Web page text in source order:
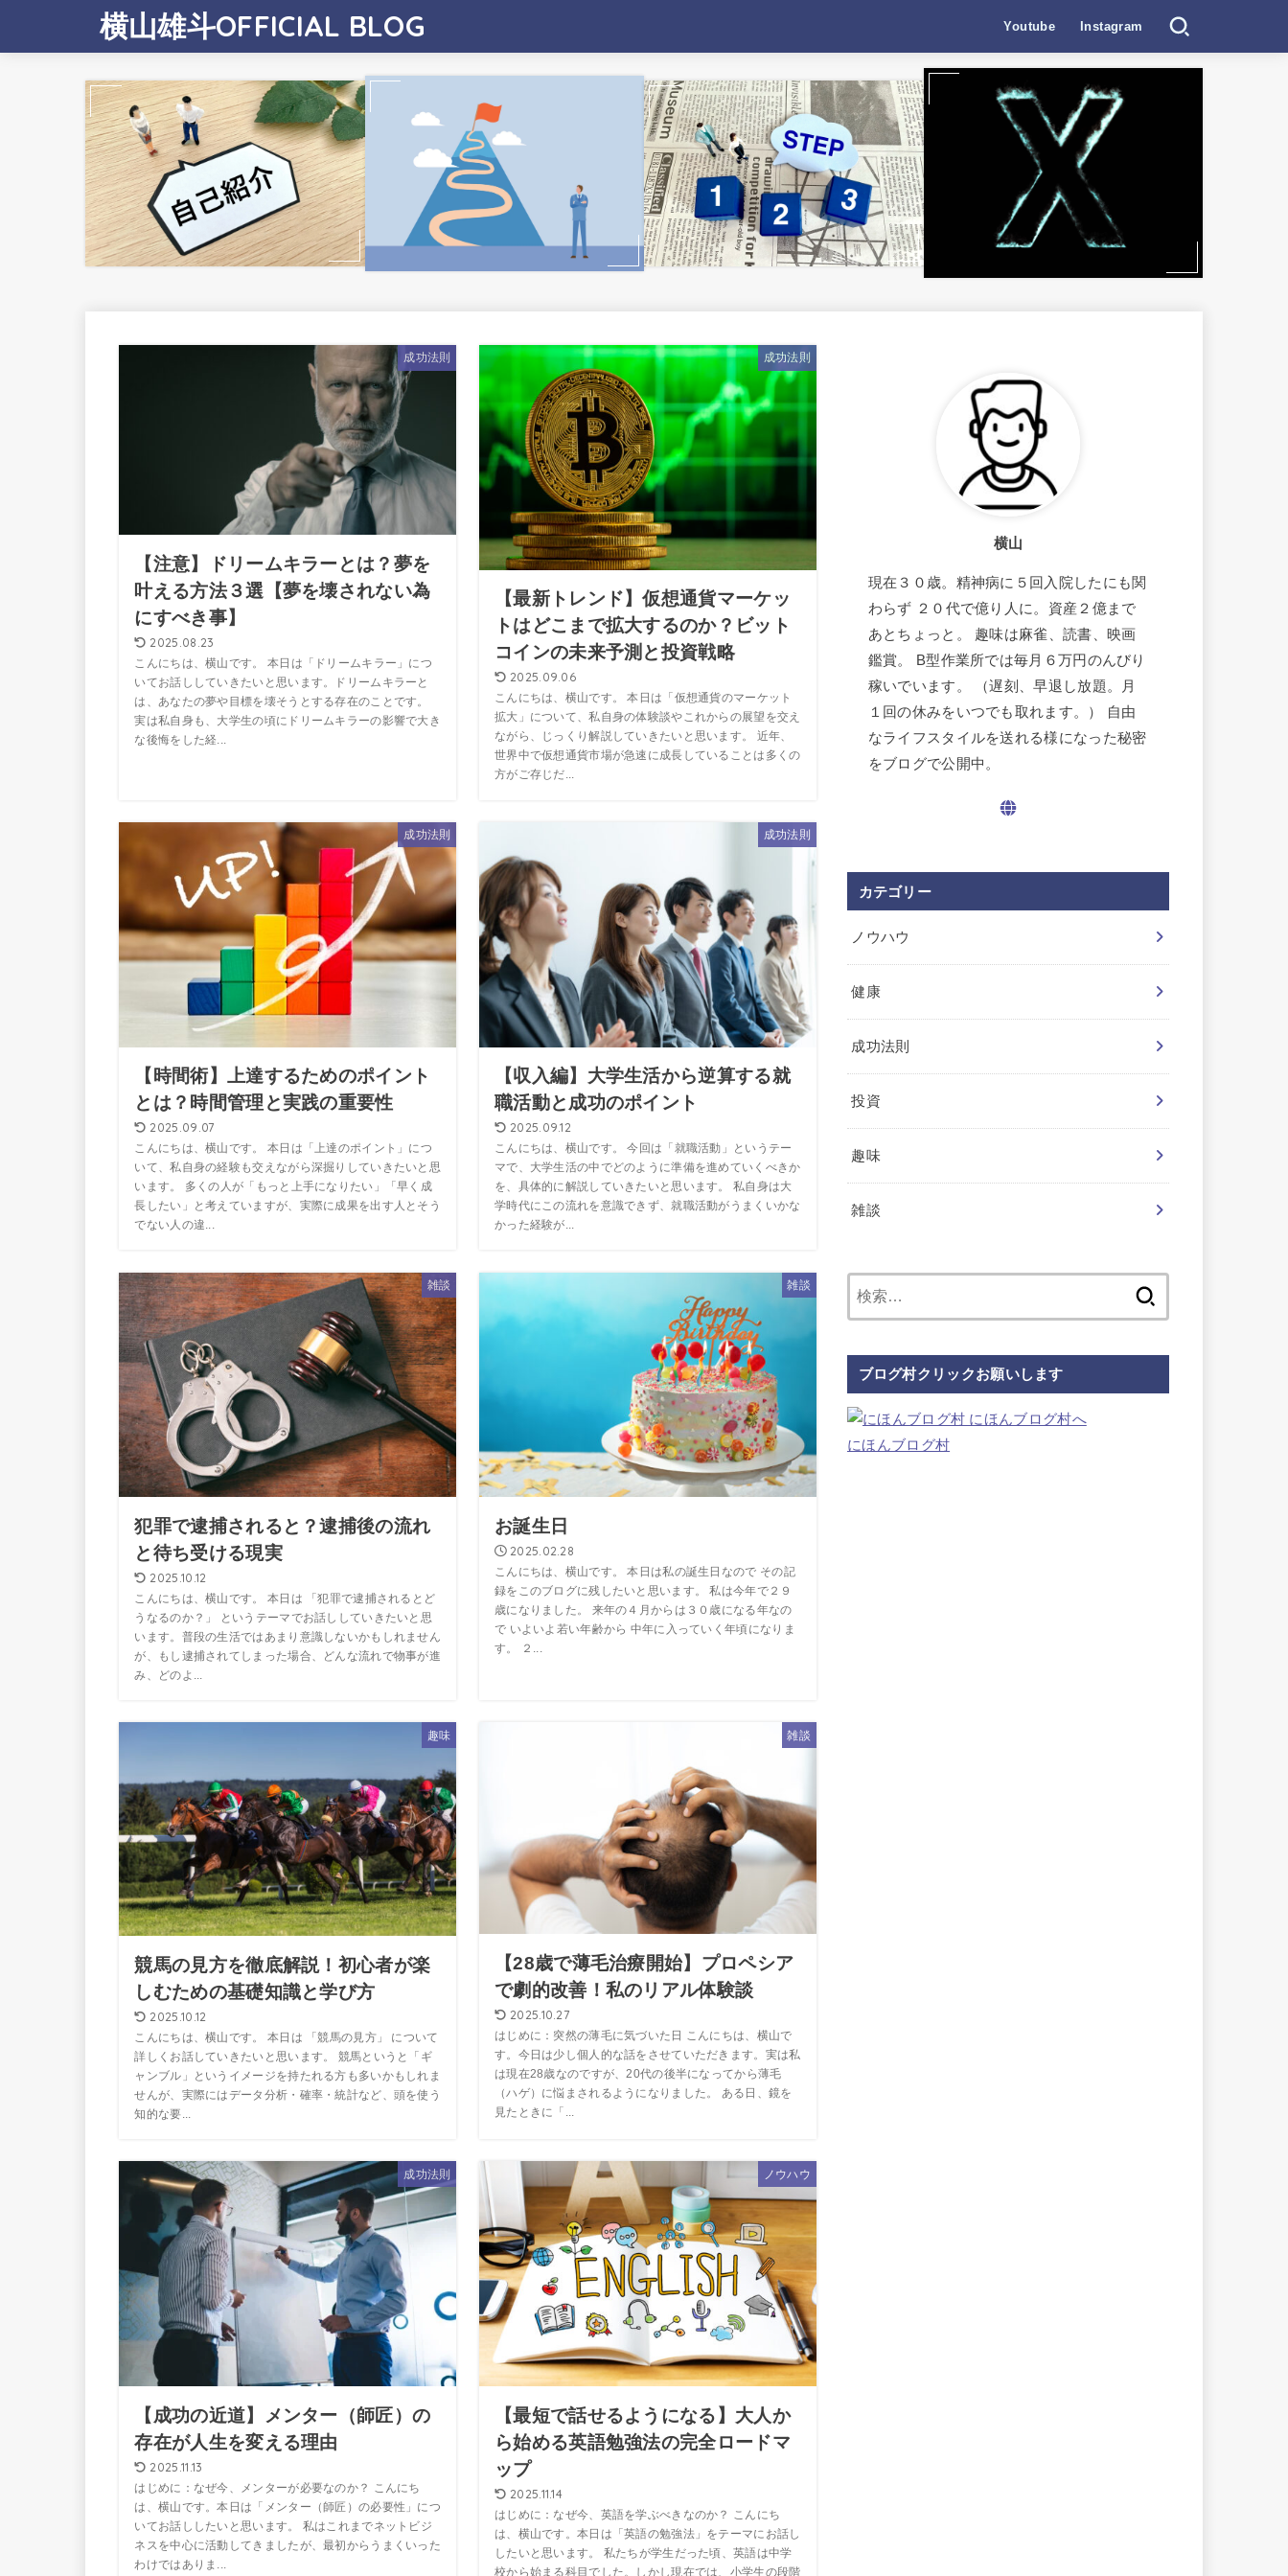
横山雄斗OFFICIAL BLOG Youtube Instagram
成功法則
【注意】ドリームキラーとは？夢を
叶える方法３選【夢を壊されない為
にすべき事】
2025.08.23
こんにちは、横山です。 本日は「ドリームキラー」につ
いてお話ししていきたいと思います。ドリームキラーと
は、あなたの夢や目標を壊そうとする存在のことです。
実は私自身も、大学生の頃にドリームキラーの影響で大き
な後悔をした経...
成功法則
【最新トレンド】仮想通貨マーケッ
トはどこまで拡大するのか？ビット
コインの未来予測と投資戦略
2025.09.06
こんにちは、横山です。 本日は「仮想通貨のマーケット
拡大」について、私自身の体験談やこれからの展望を交え
ながら、じっくり解説していきたいと思います。 近年、
世界中で仮想通貨市場が急速に成長していることは多くの
方がご存じだ...
成功法則
【時間術】上達するためのポイント
とは？時間管理と実践の重要性
2025.09.07
こんにちは、横山です。 本日は「上達のポイント」につ
いて、私自身の経験も交えながら深掘りしていきたいと思
います。 多くの人が「もっと上手になりたい」「早く成
長したい」と考えていますが、実際に成果を出す人とそう
でない人の違...
成功法則
【収入編】大学生活から逆算する就
職活動と成功のポイント
2025.09.12
こんにちは、横山です。 今回は「就職活動」というテー
マで、大学生活の中でどのように準備を進めていくべきか
を、具体的に解説していきたいと思います。 私自身は大
学時代にこの流れを意識できず、就職活動がうまくいかな
かった経験が...
雑談
犯罪で逮捕されると？逮捕後の流れ
と待ち受ける現実
2025.10.12
こんにちは、横山です。 本日は 「犯罪で逮捕されるとど
うなるのか？」 というテーマでお話ししていきたいと思
います。普段の生活ではあまり意識しないかもしれません
が、もし逮捕されてしまった場合、どんな流れで物事が進
み、どのよ...
雑談
お誕生日
2025.02.28
こんにちは、横山です。 本日は私の誕生日なので その記
録をこのブログに残したいと思います。 私は今年で２９
歳になりました。 来年の４月からは３０歳になる年なの
で いよいよ若い年齢から 中年に入っていく年頃になりま
す。 ２...
趣味
競馬の見方を徹底解説！初心者が楽
しむための基礎知識と学び方
2025.10.12
こんにちは、横山です。 本日は 「競馬の見方」 について
詳しくお話していきたいと思います。 競馬というと「ギ
ャンブル」というイメージを持たれる方も多いかもしれま
せんが、実際にはデータ分析・確率・統計など、頭を使う
知的な要...
雑談
【28歳で薄毛治療開始】プロペシア
で劇的改善！私のリアル体験談
2025.10.27
はじめに：突然の薄毛に気づいた日 こんにちは、横山で
す。今日は少し個人的な話をさせていただきます。実は私
は現在28歳なのですが、20代の後半になってから薄毛
（ハゲ）に悩まされるようになりました。 ある日、鏡を
見たときに「...
成功法則
【成功の近道】メンター（師匠）の
存在が人生を変える理由
2025.11.13
はじめに：なぜ今、メンターが必要なのか？ こんにち
は、横山です。本日は「メンター（師匠）の必要性」につ
いてお話ししたいと思います。 私はこれまでネットビジ
ネスを中心に活動してきましたが、最初からうまくいった
わけではありま...
ノウハウ
【最短で話せるようになる】大人か
ら始める英語勉強法の完全ロードマ
ップ
2025.11.14
はじめに：なぜ今、英語を学ぶべきなのか？ こんにち
は、横山です。本日は「英語の勉強法」をテーマにお話し
したいと思います。 私たちが学生だった頃、英語は中学
校から始まる科目でした。しかし現在では、小学生の段階
横山
現在３０歳。精神病に５回入院したにも関
わらず ２０代で億り人に。資産２億まで
あとちょっと。 趣味は麻雀、読書、映画
鑑賞。 B型作業所では毎月６万円のんびり
稼いでいます。 （遅刻、早退し放題。月
１回の休みをいつでも取れます。） 自由
なライフスタイルを送れる様になった秘密
をブログで公開中。
カテゴリー
ノウハウ
健康
成功法則
投資
趣味
雑談
ブログ村クリックお願いします
にほんブログ村